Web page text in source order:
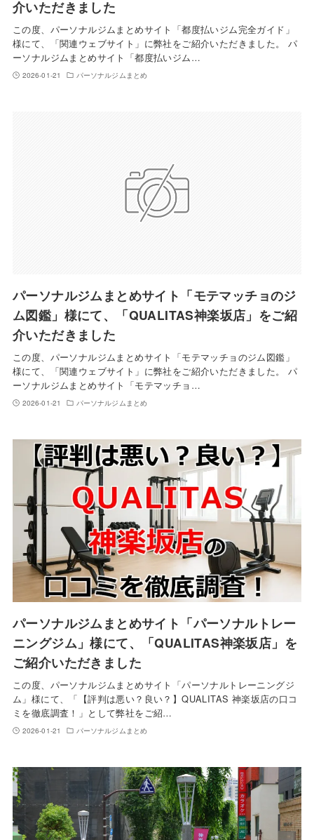
介いただきました
この度、パーソナルジムまとめサイト「都度払いジム完全ガイド」
様にて、「関連ウェブサイト」に弊社をご紹介いただきました。 パ
ーソナルジムまとめサイト「都度払いジム…
2026-01-21 パーソナルジムまとめ
パーソナルジムまとめサイト「モテマッチョのジ
ム図鑑」様にて、「QUALITAS神楽坂店」をご紹
介いただきました
この度、パーソナルジムまとめサイト「モテマッチョのジム図鑑」
様にて、「関連ウェブサイト」に弊社をご紹介いただきました。 パ
ーソナルジムまとめサイト「モテマッチョ…
2026-01-21 パーソナルジムまとめ
パーソナルジムまとめサイト「パーソナルトレー
ニングジム」様にて、「QUALITAS神楽坂店」を
ご紹介いただきました
この度、パーソナルジムまとめサイト「パーソナルトレーニングジ
ム」様にて、「【評判は悪い？良い？】QUALITAS 神楽坂店の口コ
ミを徹底調査！」として弊社をご紹…
2026-01-21 パーソナルジムまとめ